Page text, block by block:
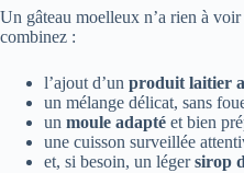
Un gâteau moelleux n’a rien à
combinez :
l’ajout d’un produit laitier
un mélange délicat, sans
un moule adapté et bien
une cuisson surveillée
et, si besoin, un légersirop